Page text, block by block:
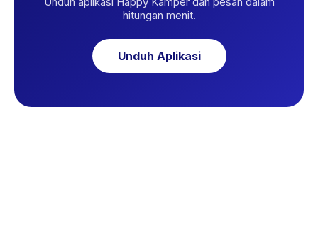
hitungan menit.
Unduh Aplikasi